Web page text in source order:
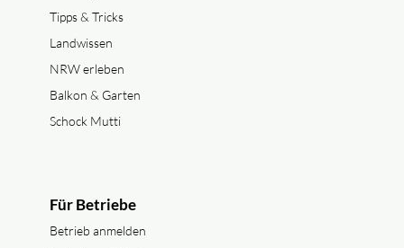
Tipps & Tricks
Landwissen
NRW erleben
Balkon & Garten
Schock Mutti
Für Betriebe
Betrieb anmelden